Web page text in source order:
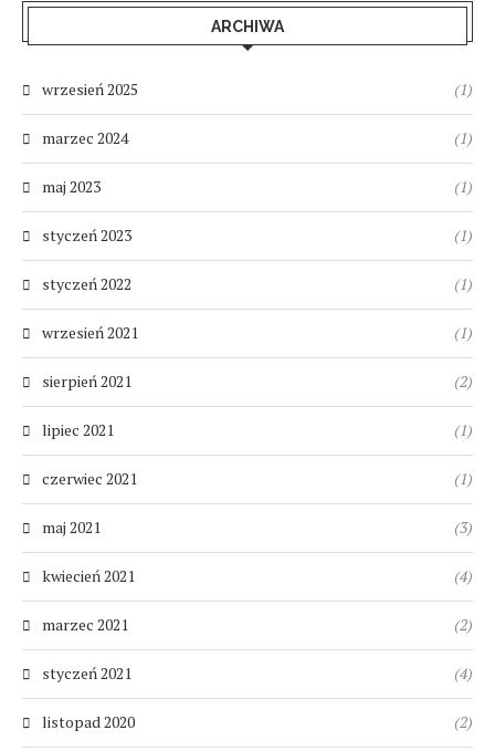
ARCHIWA
wrzesień 2025 (1)
marzec 2024 (1)
maj 2023 (1)
styczeń 2023 (1)
styczeń 2022 (1)
wrzesień 2021 (1)
sierpień 2021 (2)
lipiec 2021 (1)
czerwiec 2021 (1)
maj 2021 (3)
kwiecień 2021 (4)
marzec 2021 (2)
styczeń 2021 (4)
listopad 2020 (2)